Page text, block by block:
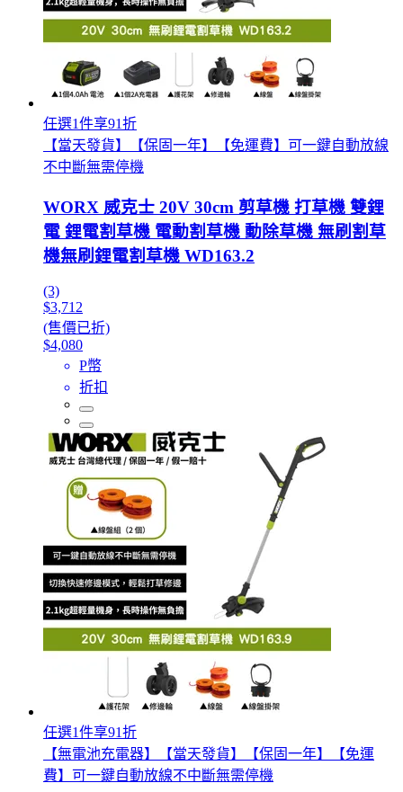
任選1件享91折
【當天發貨】【保固一年】【免運費】可一鍵自動放線
不中斷無需停機
WORX 威克士 20V 30cm 剪草機 打草機 雙鋰
電 鋰電割草機 電動割草機 動除草機 無刷割草
機無刷鋰電割草機 WD163.2
(3)
$3,712
(售價已折)
$4,080
P幣
折扣
任選1件享91折
【無電池充電器】【當天發貨】【保固一年】【免運
費】可一鍵自動放線不中斷無需停機